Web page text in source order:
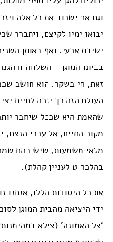
וגם אם ישרוד את כל אלה
יבואו ימיו לקיצם, ויתברר
ישיבת ארעי. ואף באותן
בביתו המוגן – השלווה
זאת, חי בשקר. הוא חושב
העולם הזה כך יזכה לחיים
שהאמת היא שככל שיחבר
מקור החיים, אל ערכי הנצח,
מלאי משמעות, שיש בהם
בהלכה ט לעניין קהלת).
את כל היסודות הללו, אנחנו
ידי היציאה מהבית המוגן
‘צל האמונה’ (צילא